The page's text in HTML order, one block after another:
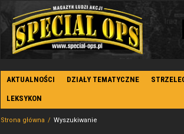
AKTUALNOŚCI DZIAŁY TEMATYCZNE
LEKSYKON
Strona główna Wyszukiwanie